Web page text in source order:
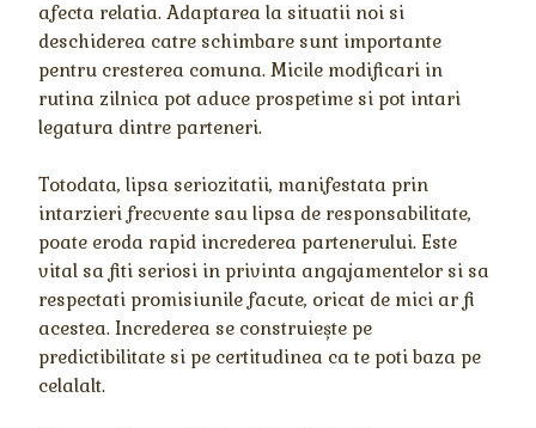
afecta relatia. Adaptarea la situatii noi si
deschiderea catre schimbare sunt importante
pentru cresterea comuna. Micile modificari in
rutina zilnica pot aduce prospetime si pot intari
legatura dintre parteneri.
Totodata, lipsa seriozitatii, manifestata prin
intarzieri frecvente sau lipsa de responsabilitate,
poate eroda rapid increderea partenerului. Este
vital sa fiti seriosi in privinta angajamentelor si sa
respectati promisiunile facute, oricat de mici ar fi
acestea. Increderea se construiește pe
predictibilitate si pe certitudinea ca te poti baza pe
celalalt.